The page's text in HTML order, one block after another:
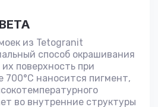
из Tetogranit
способ окрашивания
поверхность при
700°С наносится пигмент,
во внутренние структуры